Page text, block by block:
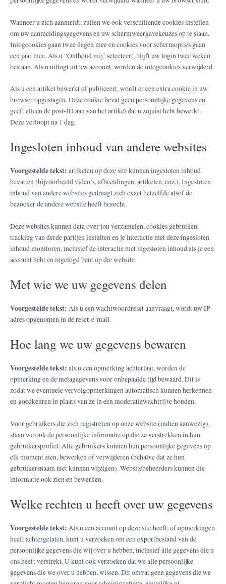
Wanneer u zich aanmeldt, zullen we ook verschillende cookies instellen
om uw aanmeldingsgegevens en uw schermweergavekeuzes op te slaan.
Inlogcookies gaan twee dagen mee en cookies voor schermopties gaan
een jaar mee. Als u “Onthoud mij” selecteert, blijft uw login twee weken
bestaan. Als u uitlogt uit uw account, worden de inlogcookies verwijderd.
Als u een artikel bewerkt of publiceert, wordt er een extra cookie in uw
browser opgeslagen. Deze cookie bevat geen persoonlijke gegevens en
geeft alleen de post-ID aan van het artikel dat u zojuist hebt bewerkt.
Deze verloopt na 1 dag.
Ingesloten inhoud van andere websites
Voorgestelde tekst: artikelen op deze site kunnen ingesloten inhoud
bevatten (bijvoorbeeld video’s, afbeeldingen, artikelen, enz.). Ingesloten
inhoud van andere websites gedraagt zich exact hetzelfde alsof de
bezoeker de andere website heeft bezocht.
Deze websites kunnen data over jou verzamelen, cookies gebruiken,
tracking van derde partijen insluiten en je interactie met deze ingesloten
inhoud monitoren, inclusief de interactie met ingesloten inhoud als je een
account hebt en ingelogd bent op die website.
Met wie we uw gegevens delen
Voorgestelde tekst: Als u een wachtwoordreset aanvraagt, wordt uw IP-
adres opgenomen in de reset-e-mail.
Hoe lang we uw gegevens bewaren
Voorgestelde tekst: als u een opmerking achterlaat, worden de
opmerking en de metagegevens voor onbepaalde tijd bewaard. Dit is
zodat we eventuele vervolgopmerkingen automatisch kunnen herkennen
en goedkeuren in plaats van ze in een moderatiewachtrij te houden.
Voor gebruikers die zich registreren op onze website (indien aanwezig),
slaan we ook de persoonlijke informatie op die ze verstrekken in hun
gebruikersprofiel. Alle gebruikers kunnen hun persoonlijke gegevens op
elk moment zien, bewerken of verwijderen (behalve dat ze hun
gebruikersnaam niet kunnen wijzigen). Websitebeheerders kunnen die
informatie ook zien en bewerken.
Welke rechten u heeft over uw gegevens
Voorgestelde tekst: Als u een account op deze site heeft, of opmerkingen
heeft achtergelaten, kunt u verzoeken om een exportbestand van de
persoonlijke gegevens die wij over u hebben, inclusief alle gegevens die u
ons heeft verstrekt. U kunt ook verzoeken dat we alle persoonlijke
gegevens die we over u hebben, wissen. Dit omvat geen gegevens die we